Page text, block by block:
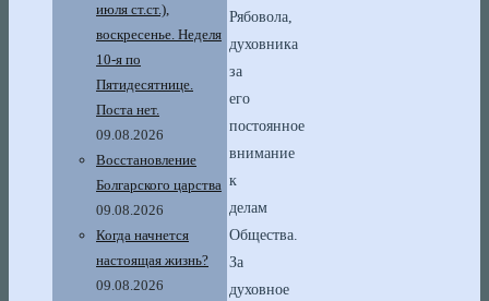
Рябовола,
духовника
за
его
постоянное
внимание
к
делам
Общества.
За
духовное
июля ст.ст.),
воскресенье. Неделя
10-я по
Пятидесятнице.
Поста нет.
09.08.2026
Восстановление
Болгарского царства
09.08.2026
Когда начнется
настоящая жизнь?
09.08.2026